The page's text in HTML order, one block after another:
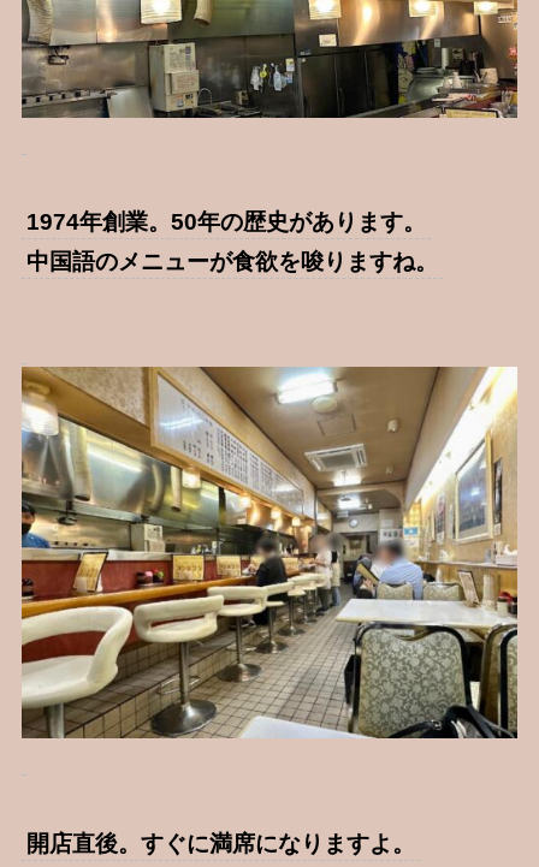
1974年創業。50年の歴史があります。
中国語のメニューが食欲を唆りますね。
開店直後。すぐに満席になりますよ。